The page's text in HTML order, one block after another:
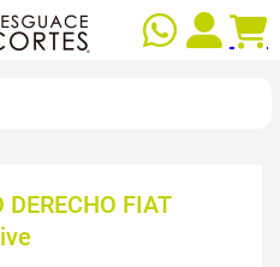
DERECHO FIAT